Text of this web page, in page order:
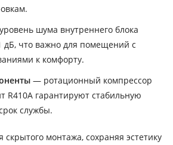
шума внутреннего блока
дБ, что важно для помещений с
к комфорту.
— ротационный компрессор
R410A гарантируют стабильную
службы.
монтажа, сохраняя эстетику